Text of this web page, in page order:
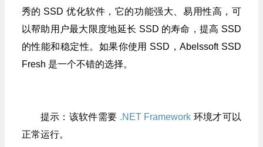
秀的 SSD 优化软件，它的功能强大、易用性高，可
以帮助用户最大限度地延长 SSD 的寿命，提高 SSD
的性能和稳定性。如果你使用 SSD，Abelssoft SSD
Fresh 是一个不错的选择。
提示：该软件需要 .NET Framework 环境才可以
正常运行。